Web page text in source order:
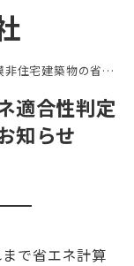
省エネ適合性判定 計算・申請サービス開始のお知らせ
適合性判定
知らせ
で省エネ計算